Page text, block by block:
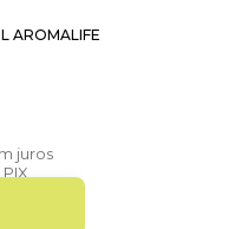
AROMALIFE
juros